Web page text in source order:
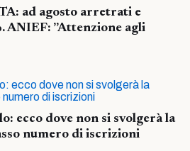
ad agosto arretrati e
ANIEF: ”Attenzione agli
ecco dove non si svolgerà la
numero di iscrizioni